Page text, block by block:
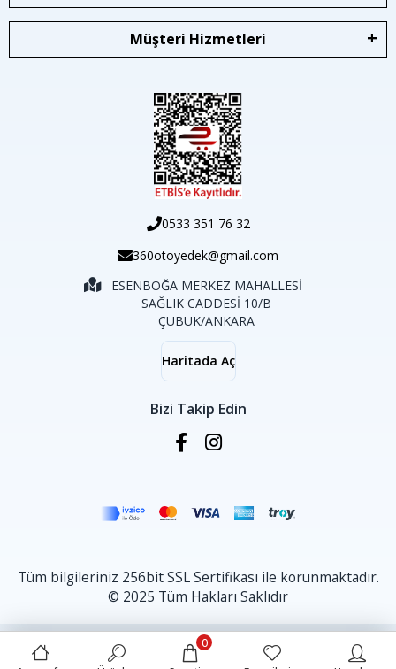
Müşteri Hizmetleri
0533 351 76 32
360otoyedek@gmail.com
ESENBOĞA MERKEZ MAHALLESİ
SAĞLIK CADDESİ 10/B
ÇUBUK/ANKARA
Haritada Aç
Bizi Takip Edin
Tüm bilgileriniz 256bit SSL Sertifikası ile korunmaktadır.
© 2025 Tüm Hakları Saklıdır
0